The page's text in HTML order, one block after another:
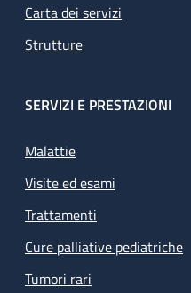
Carta dei servizi
Strutture
SERVIZI E PRESTAZIONI
Malattie
Visite ed esami
Trattamenti
Cure palliative pediatriche
Tumori rari